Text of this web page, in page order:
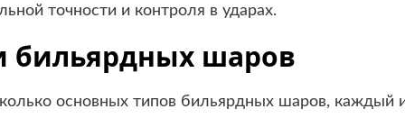
точности и контроля в ударах.
бильярдных шаров
основных типов бильярдных шаров, каждый